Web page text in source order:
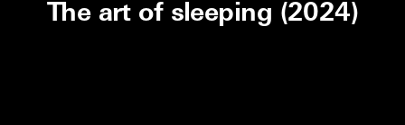
The art of sleeping (2024)